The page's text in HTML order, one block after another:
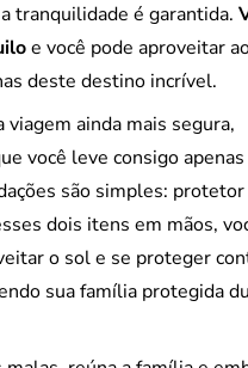
tranquilidade é garantida.
e você pode aproveitar
deste destino incrível.
viagem ainda mais segura,
você leve consigo
são simples:
dois itens em mãos,
o sol e se proteger
sua família protegida